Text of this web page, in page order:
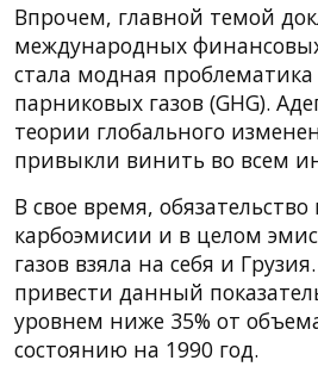
Впрочем, главной темой
международных
стала модная
парниковых газов (GHG).
теории глобального
привыкли винить во всем
В свое время,
карбоэмисии и в целом
газов взяла на себя и
привести данный
уровнем ниже 35% от
состоянию на 1990 год.